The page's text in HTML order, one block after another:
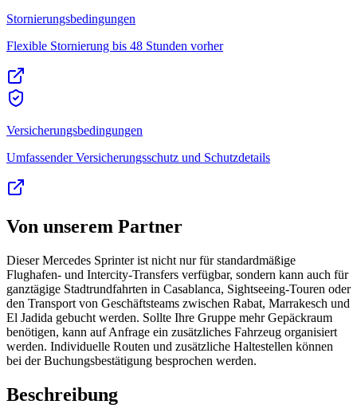
Stornierungsbedingungen
Flexible Stornierung bis 48 Stunden vorher
Versicherungsbedingungen
Umfassender Versicherungsschutz und Schutzdetails
Von unserem Partner
Dieser Mercedes Sprinter ist nicht nur für standardmäßige
Flughafen- und Intercity-Transfers verfügbar, sondern kann auch für
ganztägige Stadtrundfahrten in Casablanca, Sightseeing-Touren oder
den Transport von Geschäftsteams zwischen Rabat, Marrakesch und
El Jadida gebucht werden. Sollte Ihre Gruppe mehr Gepäckraum
benötigen, kann auf Anfrage ein zusätzliches Fahrzeug organisiert
werden. Individuelle Routen und zusätzliche Haltestellen können
bei der Buchungsbestätigung besprochen werden.
Beschreibung